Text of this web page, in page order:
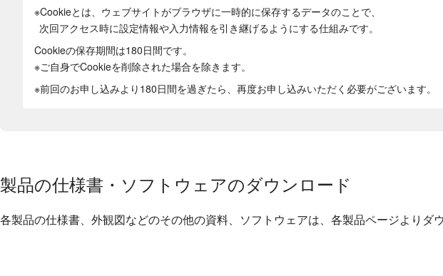
※Cookieとは、ウェブサイトがブラウザに一時的に保存するデータのことで、
次回アクセス時に設定情報や入力情報を引き継げるようにする仕組みです。
Cookieの保存期間は180日間です。
※ご自身でCookieを削除された場合を除きます。
※前回のお申し込みより180日間を過ぎたら、再度お申し込みいただく必要がございます。
製品の仕様書・ソフトウェアのダウンロード
各製品の仕様書、外観図などのその他の資料、ソフトウェアは、各製品ページよりダ